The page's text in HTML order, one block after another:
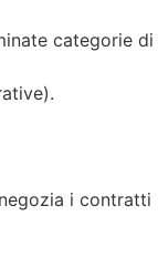
categorie di
i contratti